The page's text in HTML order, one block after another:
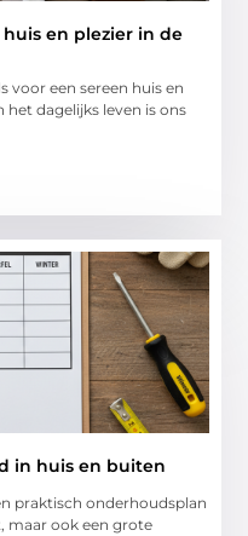
en plezier in de
voor een sereen huis en
het dagelijks leven is ons
in huis en buiten
praktisch onderhoudsplan
maar ook een grote